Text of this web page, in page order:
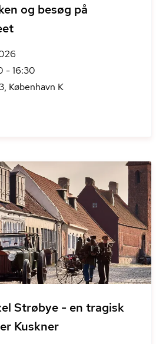
og besøg på
- 16:30
København K
Strøbye - en tragisk
Kuskner